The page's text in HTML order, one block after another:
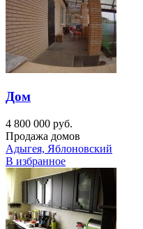
Дом
4 800 000 руб.
Продажа домов
Адыгея, Яблоновский
В избранное